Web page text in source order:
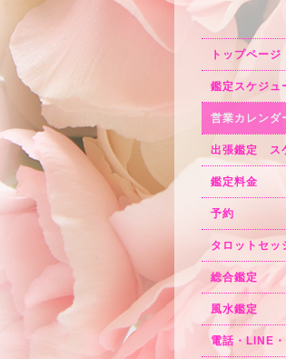
トップページ
鑑定スケジュ
営業カレンダ
出張鑑定 ス
鑑定料金
予約
タロットセッ
総合鑑定
風水鑑定
電話・LINE